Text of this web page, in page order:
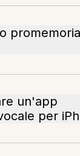
un'app
per